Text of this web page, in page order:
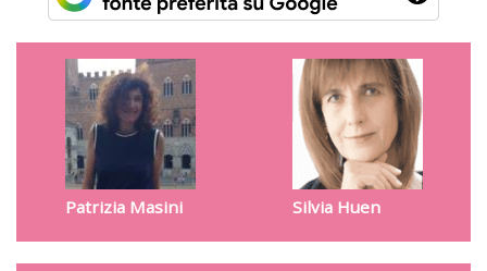
Patrizia Masini Silvia Huen